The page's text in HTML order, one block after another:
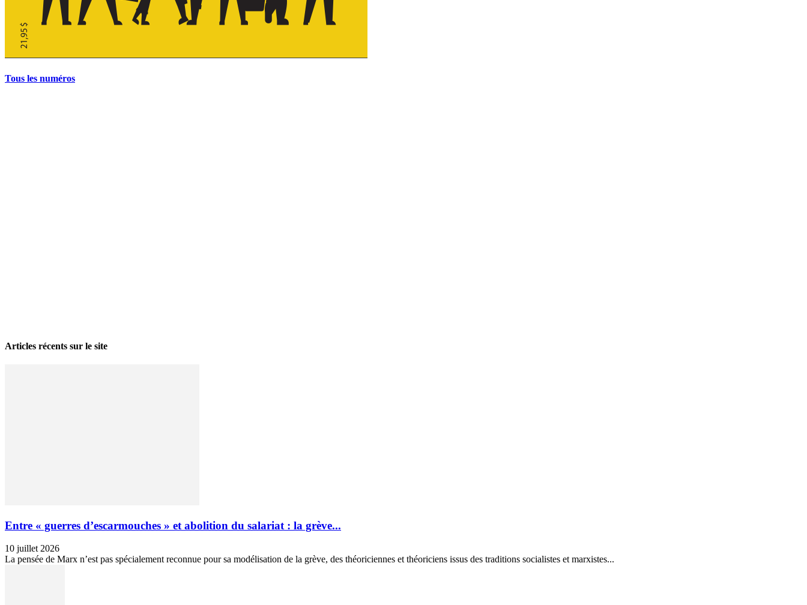
Tous les numéros
Articles récents sur le site
Entre « guerres d’escarmouches » et abolition du salariat : la grève...
10 juillet 2026
La pensée de Marx n’est pas spécialement reconnue pour sa modélisation de la grève, des théoriciennes et théoriciens issus des traditions socialistes et marxistes...